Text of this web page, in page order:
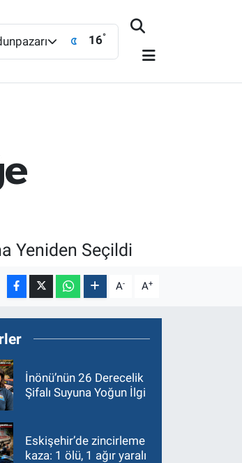
16°
Yeniden Seçildi
A- A+
İnönü’nün 26 Derecelik
Şifalı Suyuna Yoğun İlgi
Eskişehir’de zincirleme
kaza: 1 ölü, 1 ağır yaralı